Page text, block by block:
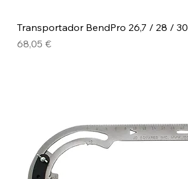
Transportador BendPro 26,7 / 28 / 30
Precio
68,05 €